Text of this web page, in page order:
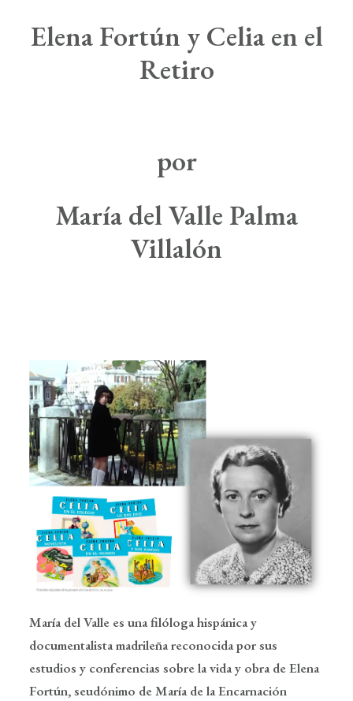
Search
Elena Fortún y Celia en el
Retiro
por
María del Valle Palma
Villalón
María del Valle es una filóloga hispánica y
documentalista madrileña reconocida por sus
estudios y conferencias sobre la vida y obra de Elena
Fortún, seudónimo de María de la Encarnación